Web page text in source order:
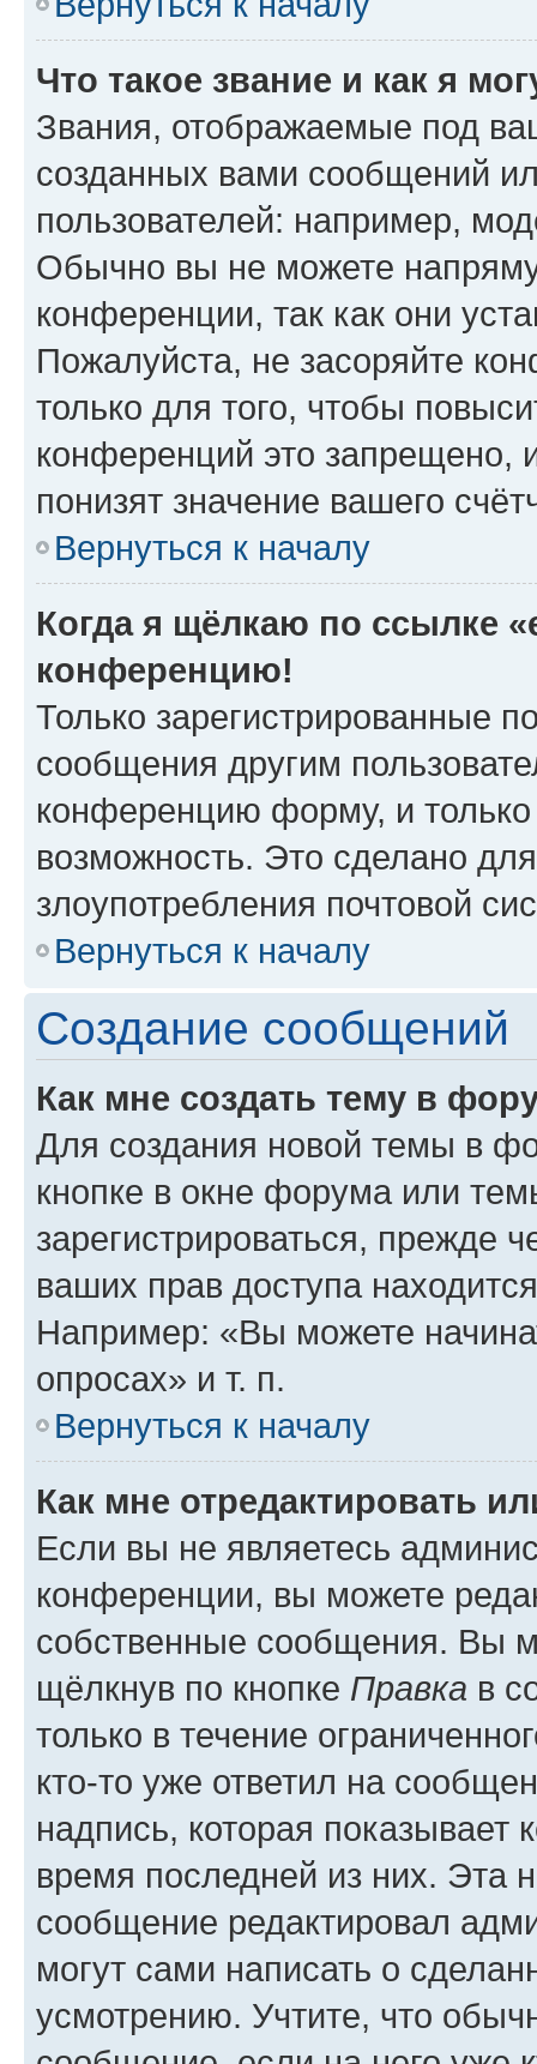
Что такое звание и как я
Звания, отображаемые под
созданных вами сообщений
пользователей: например,
Обычно вы не можете
конференции, так как они
Пожалуйста, не засоряйте
только для того, чтобы
конференций это запрещено,
понизят значение вашего
Вернуться к началу
Когда я щёлкаю по ссылке
конференцию!
Только зарегистрированные
сообщения другим
конференцию форму, и
возможность. Это сделано
злоупотребления почтовой
Вернуться к началу
Создание сообщений
Как мне создать тему в
Для создания новой темы в
кнопке в окне форума или
зарегистрироваться, прежде
ваших прав доступа
Например: «Вы можете
опросах» и т. п.
Вернуться к началу
Как мне отредактировать
Если вы не являетесь
конференции, вы можете
собственные сообщения. Вы
щёлкнув по кнопке Правка в
только в течение
кто-то уже ответил на
надпись, которая показывает
время последней из них. Эта
сообщение редактировал
могут сами написать о
усмотрению. Учтите, что